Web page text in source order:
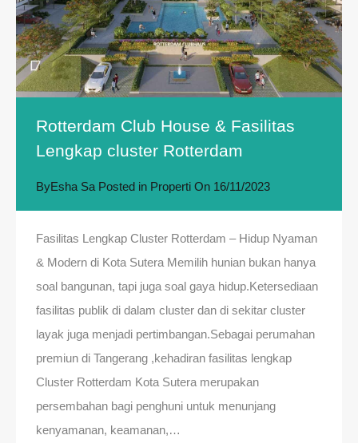
Rotterdam Club House & Fasilitas
Lengkap cluster Rotterdam
ByEsha Sa Posted in Properti On 16/11/2023
Fasilitas Lengkap Cluster Rotterdam – Hidup Nyaman
& Modern di Kota Sutera Memilih hunian bukan hanya
soal bangunan, tapi juga soal gaya hidup.Ketersediaan
fasilitas publik di dalam cluster dan di sekitar cluster
layak juga menjadi pertimbangan.Sebagai perumahan
premiun di Tangerang ,kehadiran fasilitas lengkap
Cluster Rotterdam Kota Sutera merupakan
persembahan bagi penghuni untuk menunjang
kenyamanan, keamanan,…